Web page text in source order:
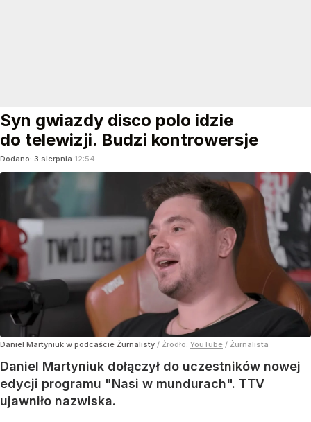
Syn gwiazdy disco polo idzie
do telewizji. Budzi kontrowersje
Dodano: 3 sierpnia 12:54
Daniel Martyniuk w podcaście Żurnalisty / Źródło: YouTube / Żurnalista
Daniel Martyniuk dołączył do uczestników nowej
edycji programu "Nasi w mundurach". TTV
ujawniło nazwiska.